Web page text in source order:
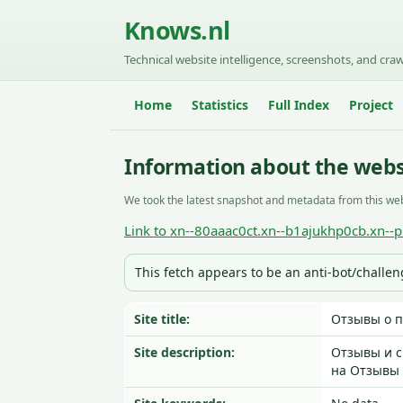
Knows.nl
Technical website intelligence, screenshots, and
Home Statistics Full Index Project
Information about the
We took the latest snapshot and metadata from this
Link to xn--80aaac0ct.xn--b1ajukhp0cb.xn--
This fetch appears to be an anti-bot/
Site title:
Отзывы о
Site description:
Отзывы и
на Отзывы